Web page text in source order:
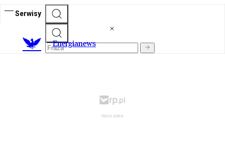
Serwisy
Energianews